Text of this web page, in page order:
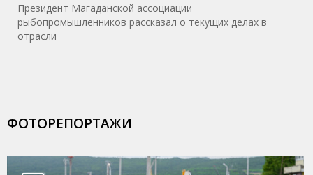
Президент Магаданской ассоциации
рыбопромышленников рассказал о текущих делах в
отрасли
ФОТОРЕПОРТАЖИ